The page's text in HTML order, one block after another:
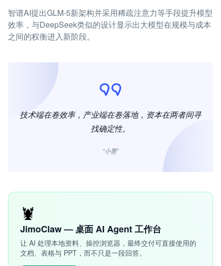
智谱AI提出GLM-5新架构并采用稀疏注意力等手段提升模型
效率，与DeepSeek类似的设计显示出大模型在规模与成本
之间的权衡进入新阶段。
技术端在卷效率，产业端在卷落地，资本在两者间寻
找确定性。
“小墨”
🦞
JimoClaw — 桌面 AI Agent 工作台
让 AI 处理本地资料、操控浏览器，最终交付可直接使用的
文档、表格与 PPT，而不只是一段回答。